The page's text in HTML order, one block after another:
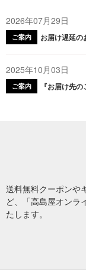
2026年07月29日
ご案内 お届け遅延の
2025年10月03日
ご案内 『お届け先
送料無料クーポンや
ど、「高島屋オンラ
たします。